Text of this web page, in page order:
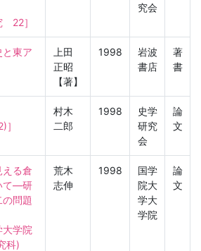
22］
究会
東ア
上田
正昭
【著】
1998
岩波
書店
著
書
］
村木
二郎
1998
史学
研究
会
論
文
る倉
て—研
問題
大学院
科)
荒木
志伸
1998
国学
院大
学大
学院
論
文